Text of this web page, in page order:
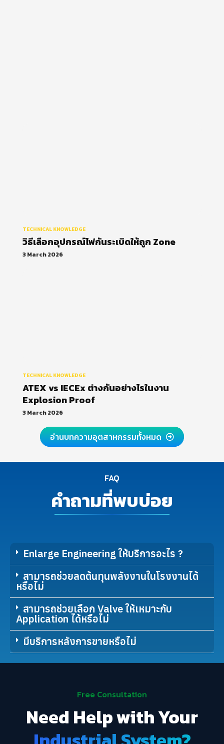
TECHNICAL KNOWLEDGE
วิธีเลือกอุปกรณ์ไฟกันระเบิดให้ถูก Zone
3 March 2026
TECHNICAL KNOWLEDGE
ATEX vs IECEx ต่างกันอย่างไรในงาน
Explosion Proof
3 March 2026
อ่านบทความอุตสาหกรรมทั้งหมด
FAQ
คำถามที่พบบ่อย
Enlarge Engineering ให้บริการอะไร ?
สามารถช่วยลดต้นทุนพลังงานในโรงงานได้
หรือไม่
สามารถช่วยเลือก Valve ให้เหมาะกับ
Application ได้หรือไม่
มีบริการหลังการขายหรือไม่
Free Consultation
Need Help with Your